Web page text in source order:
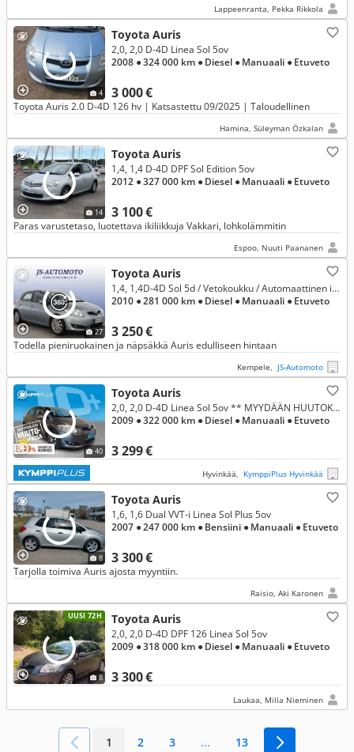
Lappeenranta, Pekka Rikkola
4
Toyota Auris
3 000 €
2,0, 2,0 D-4D Linea Sol 5ov
2008 ● 324 000 km ● Diesel ● Manuaali ● Etuveto
Toyota Auris 2.0 D-4D 126 hv | Katsastettu 09/2025 | Taloudellinen
Hamina, Süleyman Özkalan
14
Toyota Auris
3 100 €
1,4, 1,4 D-4D DPF Sol Edition 5ov
2012 ● 327 000 km ● Diesel ● Manuaali ● Etuveto
Paras varustetaso, luotettava ikiliikkuja Vakkari, lohkolämmitin
Espoo, Nuuti Paananen
27
Toyota Auris
3 250 €
1,4, 1,4D-4D Sol 5d / Vetokoukku / Automaattinen ilmastointi / Sumuvalot / Huoltokirja / Vaihto ja rahoitus
2010 ● 281 000 km ● Diesel ● Manuaali ● Etuveto
Todella pieniruokainen ja näpsäkkä Auris edulliseen hintaan
Kempele, JS-Automoto
40
Toyota Auris
3 299 €
2,0, 2,0 D-4D Linea Sol 5ov ** MYYDÄÄN HUUTOKAUPASSA **
2009 ● 322 000 km ● Diesel ● Manuaali ● Etuveto
Hyvinkää, KymppiPlus Hyvinkää
8
Toyota Auris
3 300 €
1,6, 1,6 Dual VVT-i Linea Sol Plus 5ov
2007 ● 247 000 km ● Bensiini ● Manuaali ● Etuveto
Tarjolla toimiva Auris ajosta myyntiin.
Raisio, Aki Karonen
UUSI 72H
8
Toyota Auris
3 300 €
2,0, 2,0 D-4D DPF 126 Linea Sol 5ov
2009 ● 318 000 km ● Diesel ● Manuaali ● Etuveto
Laukaa, Milla Nieminen
1 2 3 ... 13